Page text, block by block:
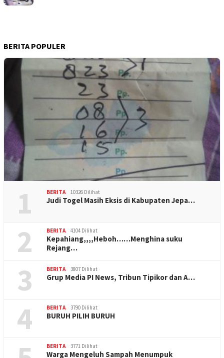
BERITA POPULER
1 BERITA 10326 Dilihat
Judi Togel Masih Eksis di Kabupaten Jepa…
2 BERITA 4104 Dilihat
Kepahiang,,,,Heboh……Menghina suku
Rejang…
3 BERITA 3807 Dilihat
Grup Media PI News, Tribun Tipikor dan A…
4 BERITA 3790 Dilihat
BURUH PILIH BURUH
BERITA 3771 Dilihat
Warga Mengeluh Sampah Menumpuk